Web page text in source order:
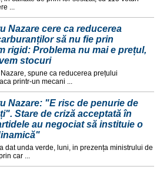
...
Nazare cere ca reducerea
să nu fie prin
rigid: Problema nu mai e prețul,
stocuri
spune ca reducerea prețului
printr-un mecani ...
Nazare: "E risc de penurie de
Stare de criză acceptată în
au negociat să instituie o
dat unda verde, luni, in prezența ministrului de
car ...